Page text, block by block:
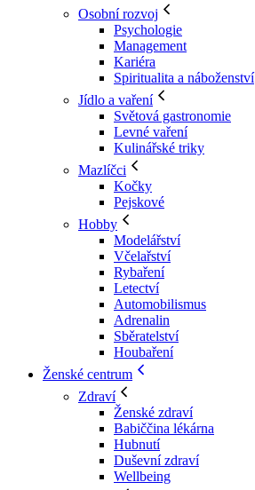
Osobní rozvoj
Psychologie
Management
Kariéra
Spiritualita a náboženství
Jídlo a vaření
Světová gastronomie
Levné vaření
Kulinářské triky
Mazlíčci
Kočky
Pejskové
Hobby
Modelářství
Včelařství
Rybaření
Letectví
Automobilismus
Adrenalin
Sběratelství
Houbaření
Ženské centrum
Zdraví
Ženské zdraví
Babiččina lékárna
Hubnutí
Duševní zdraví
Wellbeing